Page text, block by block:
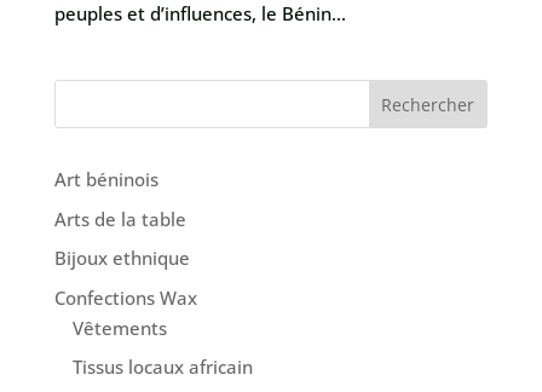
peuples et d’influences, le Bénin...
Rechercher
Art béninois
Arts de la table
Bijoux ethnique
Confections Wax
Vêtements
Tissus locaux africain